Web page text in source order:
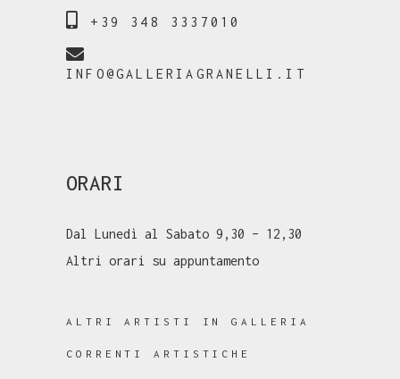
+39 348 3337010
INFO@GALLERIAGRANELLI.IT
ORARI
Dal Lunedì al Sabato 9,30 – 12,30
Altri orari su appuntamento
ALTRI ARTISTI IN GALLERIA
CORRENTI ARTISTICHE